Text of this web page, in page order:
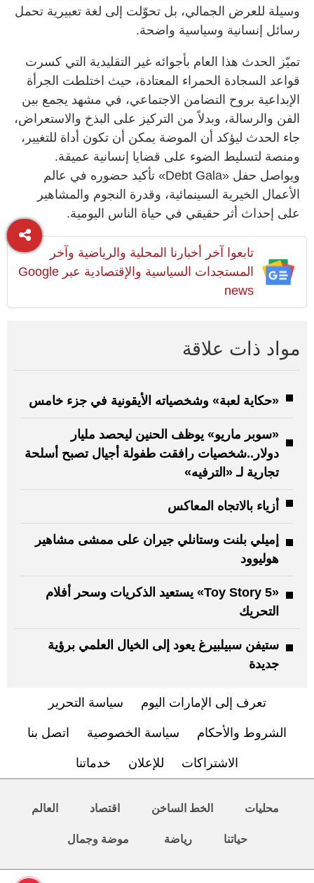
وسيلة للعرض الجمالي، بل تحوّلت إلى لغة تعبيرية تحمل
رسائل إنسانية وسياسية واضحة.
تميّز الحدث هذا العام بأجوائه غير التقليدية التي كسرت
قواعد السجادة الحمراء المعتادة، حيث اختلطت الجرأة
الإبداعية بروح التضامن الاجتماعي، في مشهد يجمع بين
الفن والرسالة، وبدلاً من التركيز على البذخ والاستعراض،
جاء الحدث ليؤكد أن الموضة يمكن أن تكون أداة للتغيير،
ومنصة لتسليط الضوء على قضايا إنسانية عميقة.
ويواصل حفل «Debt Gala» تأكيد حضوره في عالم
الأعمال الخيرية السينمائية، وقدرة النجوم والمشاهير
على إحداث أثر حقيقي في حياة الناس اليومية.
تابعوا آخر أخبارنا المحلية والرياضية وآخر
المستجدات السياسية والإقتصادية عبر Google
news
مواد ذات علاقة
«حكاية لعبة» وشخصياته الأيقونية في جزء خامس
«سوبر ماريو» يوظف الحنين ليحصد مليار
دولار..شخصيات رافقت طفولة أجيال تصبح أسلحة
تجارية لـ «الترفيه»
أزياء بالاتجاه المعاكس
إميلي بلنت وستانلي جيران على ممشى مشاهير
هوليوود
«Toy Story 5» يستعيد الذكريات وسحر أفلام
التحريك
ستيفن سبيلبيرغ يعود إلى الخيال العلمي برؤية
جديدة
تعرف إلى الإمارات اليوم سياسة التحرير
الشروط والأحكام سياسة الخصوصية اتصل بنا
الاشتراكات للإعلان خدماتنا
محليات الخط الساخن اقتصاد العالم
حياتنا رياضة موضة وجمال